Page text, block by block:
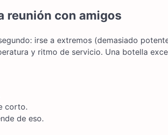
reunión con amigos
irse a extremos (demasiado
y ritmo de servicio. Una botella
corto.
de eso.